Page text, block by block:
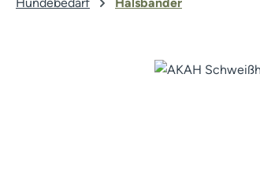
Bildergalerie überspringen